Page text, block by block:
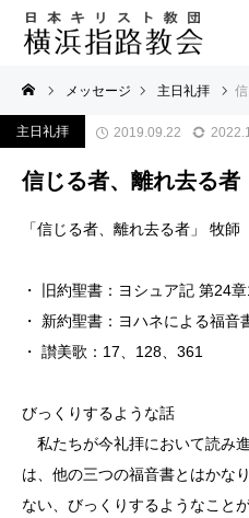
メッセージ 主日礼拝
主日礼拝 2019.09.22
信じる者、離れ去る者
「信じる者、離れ去る者」 牧
・ 旧約聖書：ヨシュア記 第24
・ 新約聖書：ヨハネによる福音
・ 讃美歌：17、128、361
びっくりするような話
私たちが今礼拝において読み
は、他の三つの福音書とはかな
ない、びっくりするようなこと